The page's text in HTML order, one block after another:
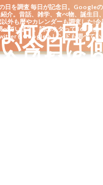
を調査 毎日が記念日。Google
介。昔話、雑学、食べ物、誕生日
外も暦やカレンダーも調査した!今
ています。話のネタって365日あ
もGoogleトレンドも調べてい
何の日?
今日は
日なん